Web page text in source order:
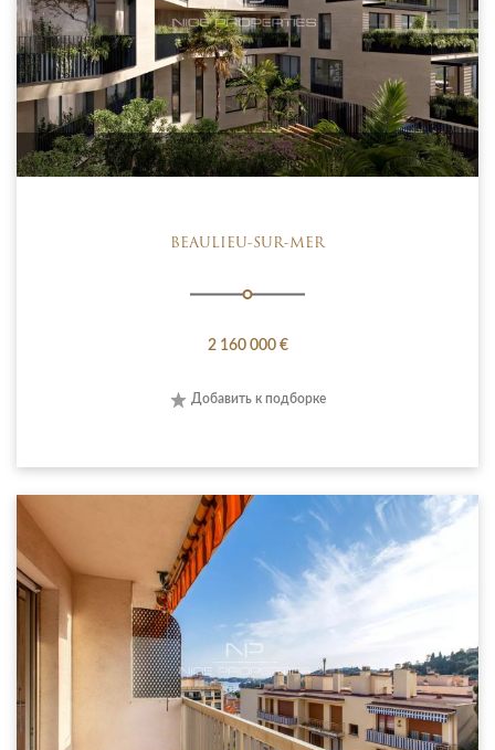
BEAULIEU-SUR-MER
2 160 000 €
Добавить к подборке